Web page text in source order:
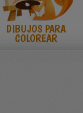
DIBUJOS PARA
COLOREAR